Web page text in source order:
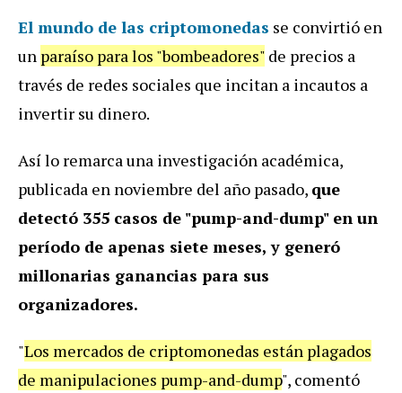
El mundo de las criptomonedas se convirtió en
un paraíso para los "bombeadores" de precios a
través de redes sociales que incitan a incautos a
invertir su dinero.
Así lo remarca una investigación académica,
publicada en noviembre del año pasado, que
detectó 355 casos de "pump-and-dump" en un
período de apenas siete meses, y generó
millonarias ganancias para sus
organizadores.
"Los mercados de criptomonedas están plagados
de manipulaciones pump-and-dump", comentó